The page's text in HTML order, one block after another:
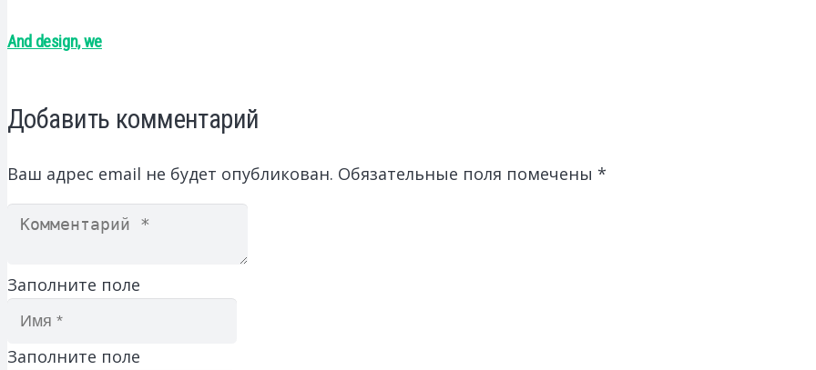
And design, we
Добавить комментарий
Ваш адрес email не будет опубликован. Обязательные поля помечены *
Заполните поле
Заполните поле